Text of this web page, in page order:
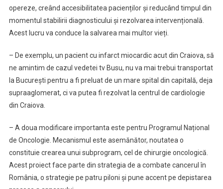
opereze, creând accesibilitatea pacienților și reducând timpul din
momentul stabilirii diagnosticului și rezolvarea intervențională.
Acest lucru va conduce la salvarea mai multor vieți.
– De exemplu, un pacient cu infarct miocardic acut din Craiova, să
ne amintim de cazul vedetei tv Busu, nu va mai trebui transportat
la București pentru a fi preluat de un mare spital din capitală, deja
supraaglomerat, ci va putea fi rezolvat la centrul de cardiologie
din Craiova.
– A doua modificare importanta este pentru Programul Național
de Oncologie. Mecanismul este asemănător, noutatea o
constituie crearea unui subprogram, cel de chirurgie oncologică.
Acest proiect face parte din strategia de a combate cancerul în
România, o strategie pe patru piloni și pune accent pe depistarea